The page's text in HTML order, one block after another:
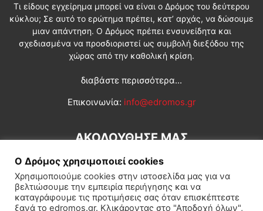
Τι είδους εγχείρημα μπορεί να είναι ο Δρόμος του δεύτερου
κύκλου; Σε αυτό το ερώτημα πρέπει, κατ’ αρχάς, να δώσουμε
μιαν απάντηση. Ο Δρόμος πρέπει ενσυνείδητα και
σχεδιασμένα να προσδιοριστεί ως συμβολή διεξόδου της
χώρας από την καθολική κρίση.
διαβάστε περισσότερα...
Επικοινωνία: info@edromos.gr
ΑΚΟΛΟΥΘΗΣΕ ΜΑΣ
Ο Δρόμος χρησιμοποιεί cookies
Χρησιμοποιούμε cookies στην ιστοσελίδα μας για να
βελτιώσουμε την εμπειρία περιήγησης και να
καταγράφουμε τις προτιμήσεις σας όταν επισκέπτεστε
ξανά το edromos.gr. Κλικάροντας στο "Αποδοχή όλων",